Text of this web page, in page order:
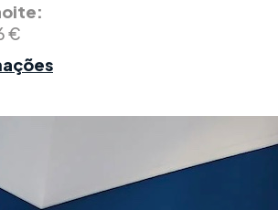
€